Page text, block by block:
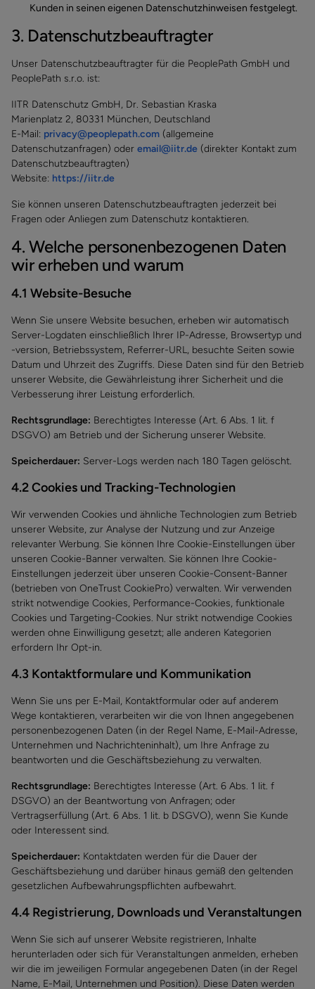
Kunden in seinen eigenen Datenschutzhinweisen festgelegt.
3. Datenschutzbeauftragter
Unser Datenschutzbeauftragter für die PeoplePath GmbH und
PeoplePath s.r.o. ist:
IITR Datenschutz GmbH, Dr. Sebastian Kraska
Marienplatz 2, 80331 München, Deutschland
E-Mail: privacy@peoplepath.com (allgemeine
Datenschutzanfragen) oder email@iitr.de (direkter Kontakt zum
Datenschutzbeauftragten)
Website: https://iitr.de
Sie können unseren Datenschutzbeauftragten jederzeit bei
Fragen oder Anliegen zum Datenschutz kontaktieren.
4. Welche personenbezogenen Daten
wir erheben und warum
4.1 Website-Besuche
Wenn Sie unsere Website besuchen, erheben wir automatisch
Server-Logdaten einschließlich Ihrer IP-Adresse, Browsertyp und
-version, Betriebssystem, Referrer-URL, besuchte Seiten sowie
Datum und Uhrzeit des Zugriffs. Diese Daten sind für den Betrieb
unserer Website, die Gewährleistung ihrer Sicherheit und die
Verbesserung ihrer Leistung erforderlich.
Rechtsgrundlage: Berechtigtes Interesse (Art. 6 Abs. 1 lit. f
DSGVO) am Betrieb und der Sicherung unserer Website.
Speicherdauer: Server-Logs werden nach 180 Tagen gelöscht.
4.2 Cookies und Tracking-Technologien
Wir verwenden Cookies und ähnliche Technologien zum Betrieb
unserer Website, zur Analyse der Nutzung und zur Anzeige
relevanter Werbung. Sie können Ihre Cookie-Einstellungen über
unseren Cookie-Banner verwalten. Sie können Ihre Cookie-
Einstellungen jederzeit über unseren Cookie-Consent-Banner
(betrieben von OneTrust CookiePro) verwalten. Wir verwenden
strikt notwendige Cookies, Performance-Cookies, funktionale
Cookies und Targeting-Cookies. Nur strikt notwendige Cookies
werden ohne Einwilligung gesetzt; alle anderen Kategorien
erfordern Ihr Opt-in.
4.3 Kontaktformulare und Kommunikation
Wenn Sie uns per E-Mail, Kontaktformular oder auf anderem
Wege kontaktieren, verarbeiten wir die von Ihnen angegebenen
personenbezogenen Daten (in der Regel Name, E-Mail-Adresse,
Unternehmen und Nachrichteninhalt), um Ihre Anfrage zu
beantworten und die Geschäftsbeziehung zu verwalten.
Rechtsgrundlage: Berechtigtes Interesse (Art. 6 Abs. 1 lit. f
DSGVO) an der Beantwortung von Anfragen; oder
Vertragserfüllung (Art. 6 Abs. 1 lit. b DSGVO), wenn Sie Kunde
oder Interessent sind.
Speicherdauer: Kontaktdaten werden für die Dauer der
Geschäftsbeziehung und darüber hinaus gemäß den geltenden
gesetzlichen Aufbewahrungspflichten aufbewahrt.
4.4 Registrierung, Downloads und Veranstaltungen
Wenn Sie sich auf unserer Website registrieren, Inhalte
herunterladen oder sich für Veranstaltungen anmelden, erheben
wir die im jeweiligen Formular angegebenen Daten (in der Regel
Name, E-Mail, Unternehmen und Position). Diese Daten werden